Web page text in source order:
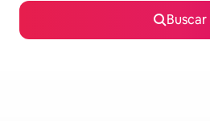
Buscar